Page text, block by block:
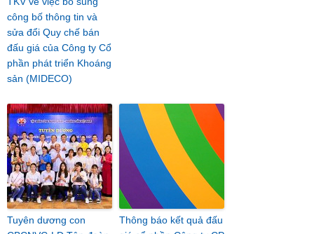
công bố thông tin và
sửa đổi Quy chế bán
đấu giá của Công ty Cổ
phần phát triển Khoáng
sản (MIDECO)
Tuyên dương con
Thông báo kết quả đấu